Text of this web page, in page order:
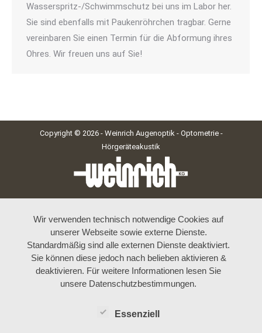
Wasserspritz-/Schwimmschutz bei uns im Labor her.
Sie sind ebenfalls mit Paukenröhrchen tragbar. Gerne
vereinbaren Sie einen Termin für die Abformung ihres
Ohres. Wir freuen uns auf Sie!
Copyright © 2026 - Weinrich Augenoptik - Optometrie -
Hörgeräteakustik
Wir verwenden technisch notwendige Cookies auf
unserer Webseite sowie externe Dienste.
Standardmäßig sind alle externen Dienste deaktiviert.
Sie können diese jedoch nach belieben aktivieren &
deaktivieren. Für weitere Informationen lesen Sie
unsere Datenschutzbestimmungen.
Essenziell